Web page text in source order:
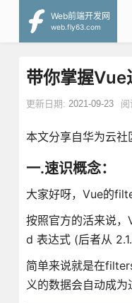
Web前端开发网
web.fly63.com
带你掌握
更新日期: 2021-09-23 阅
本文分享自华为云社
一.速识概念：
大家好呀，Vue的
按照官方的活来说
d 表达式 (后者从
简单来说就是在
义的数据会自动成为